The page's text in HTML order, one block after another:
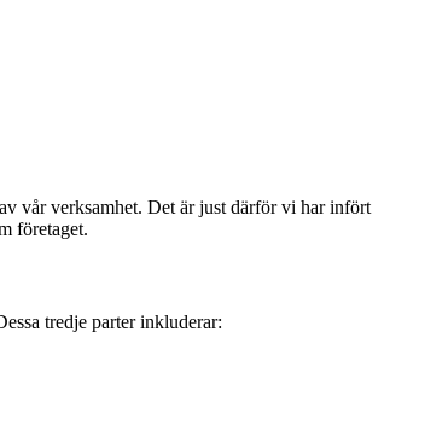
vår verksamhet. Det är just därför vi har infört
företaget.
tredje parter inkluderar: